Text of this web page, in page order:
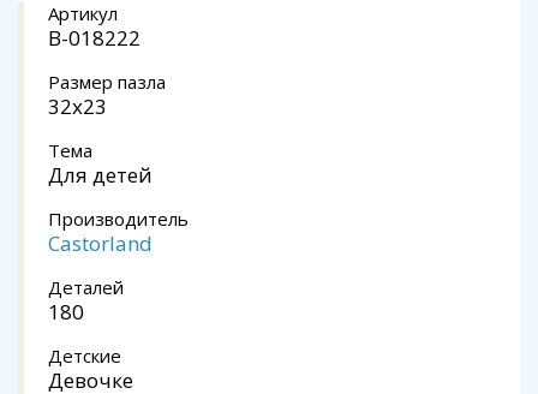
Артикул
В-018222
Размер пазла
32x23
Тема
Для детей
Производитель
Castorland
Деталей
180
Детские
Девочке